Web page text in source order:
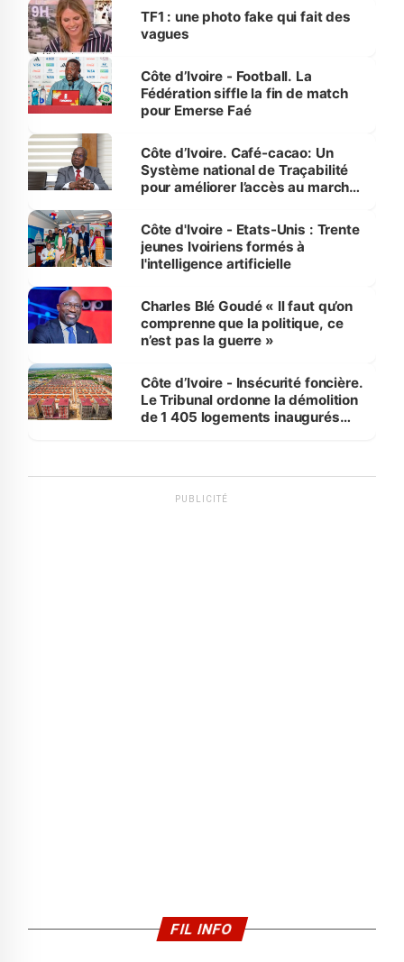
sur la scène internationale »
TF1 : une photo fake qui fait des
vagues
Côte d’Ivoire - Football. La
Fédération siffle la fin de match
pour Emerse Faé
Côte d’Ivoire. Café-cacao: Un
Système national de Traçabilité
pour améliorer l’accès au marché
Côte d'Ivoire - Etats-Unis : Trente
jeunes Ivoiriens formés à
l'intelligence artificielle
Charles Blé Goudé « Il faut qu’on
comprenne que la politique, ce
n’est pas la guerre »
Côte d’Ivoire - Insécurité foncière.
Le Tribunal ordonne la démolition
de 1 405 logements inaugurés
PUBLICITÉ
FIL INFO